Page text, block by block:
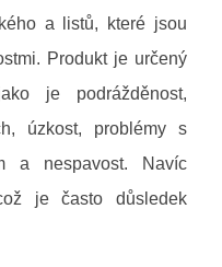
a listů, které jsou
Produkt je určený
je podrážděnost,
úzkost, problémy s
a nespavost. Navíc
je často důsledek